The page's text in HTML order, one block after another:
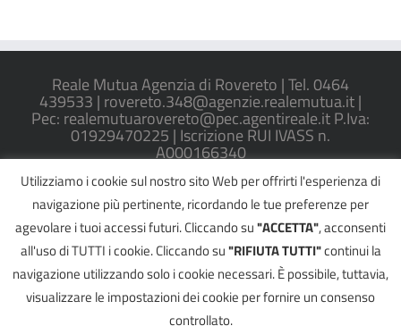
Reale Mutua Agenzia di Rovereto | Tel. 0464
439533 | rovereto.348@agenzie.realemutua.it |
Pec: realemutuarovereto@pec.agentireale.it P.Iva:
01929470225 | Iscrizione RUI IVASS n.
A000166340
REGOLAMENTO IVASS N. 40/2018
©2026 GIOVANNI GASPERI | All Rights Reserved |RECLAMI|
Informativa PRIVACY | COOKIES Policy|
Powered by2000net Srl| PlatformSmartWEB360°
Utilizziamo i cookie sul nostro sito Web per offrirti l'esperienza di
navigazione più pertinente, ricordando le tue preferenze per
agevolare i tuoi accessi futuri. Cliccando su"ACCETTA", acconsenti
all'uso di TUTTI i cookie. Cliccando su"RIFIUTA TUTTI"continui la
navigazione utilizzando solo i cookie necessari. È possibile, tuttavia,
visualizzare le impostazioni dei cookie per fornire un consenso
controllato.